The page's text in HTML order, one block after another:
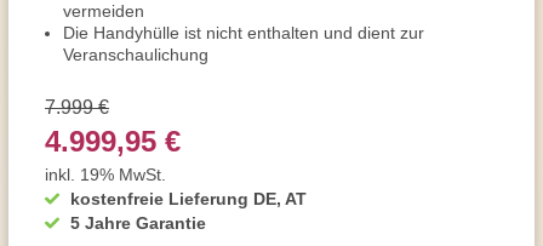
vermeiden
Die Handyhülle ist nicht enthalten und dient zur
Veranschaulichung
kostenfreie Lieferung DE, AT
5 Jahre Garantie
7.999 €
4.999,95 €
inkl. 19% MwSt.